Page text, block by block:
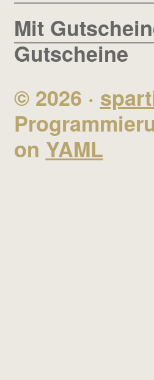
Mit
Gutscheine
© 2026 ·
on YAML